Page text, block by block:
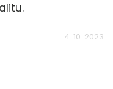
4. 10. 2023